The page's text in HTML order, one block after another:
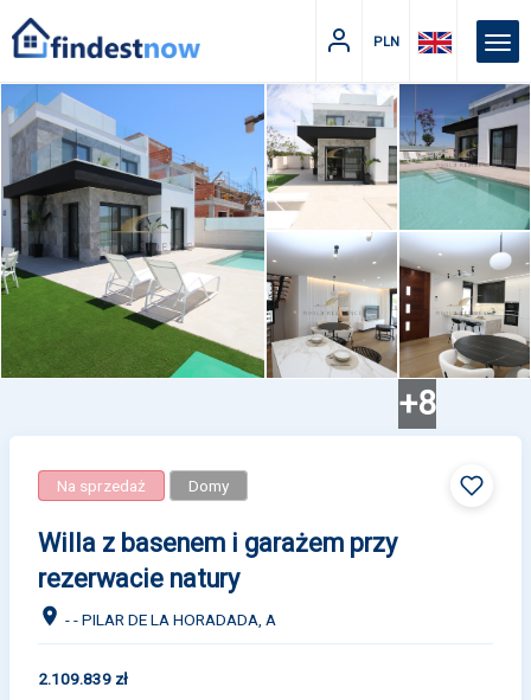
PLN
+8
Na sprzedaż Domy
Willa z basenem i garażem przy
rezerwacie natury
- - PILAR DE LA HORADADA, A
2.109.839 zł